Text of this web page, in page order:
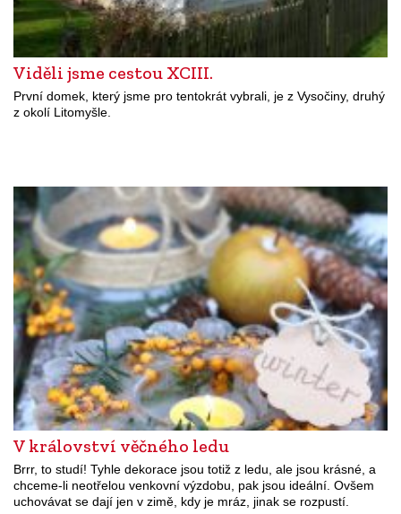
Viděli jsme cestou XCIII.
První domek, který jsme pro tentokrát vybrali, je z Vysočiny, druhý
z okolí Litomyšle.
V království věčného ledu
Brrr, to studí! Tyhle dekorace jsou totiž z ledu, ale jsou krásné, a
chceme-li neotřelou venkovní výzdobu, pak jsou ideální. Ovšem
uchovávat se dají jen v zimě, kdy je mráz, jinak se rozpustí.